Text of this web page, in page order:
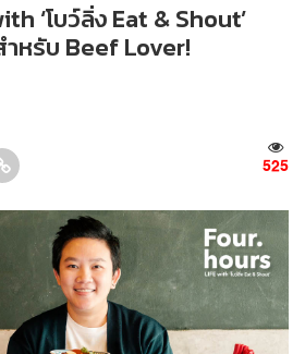
‘โบว์ลิ่ง Eat & Shout’
ำหรับ Beef Lover!
525